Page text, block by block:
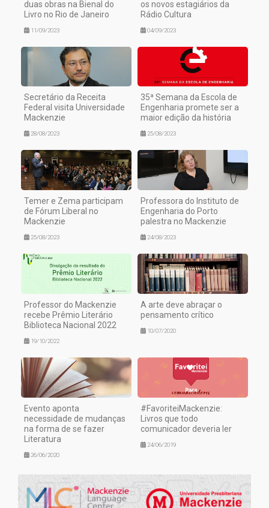
duas obras na Bienal do
Livro no Rio de Janeiro
11/09/2023
os novos estagiários da
Rádio Cultura
04/09/2023
Secretário da Receita
Federal visita Universidade
Mackenzie
28/08/2023
35ª Semana da Escola de
Engenharia promete ser a
maior edição da história
25/08/2023
Temer e Zema participam
de Fórum Liberal no
Mackenzie
25/08/2023
Professora do Instituto de
Engenharia do Porto
palestra no Mackenzie
24/08/2023
Professor do Mackenzie
recebe Prêmio Literário
Biblioteca Nacional 2022
19/10/2022
A arte deve abraçar o
pensamento crítico
10/07/2020
Evento aponta
necessidade de mudanças
na forma de se fazer
Literatura
26/06/2020
#FavoriteiMackenzie:
Livros que todo
comunicador deveria ler
24/06/2019